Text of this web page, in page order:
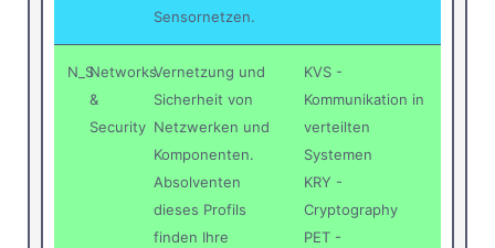
Sensornetzen.
N_SNetworks
&
Security
Vernetzung und
Sicherheit von
Netzwerken und
Komponenten.
Absolventen
dieses Profils
finden Ihre
KVS -
Kommunikation in
verteilten
Systemen
KRY -
Cryptography
PET -